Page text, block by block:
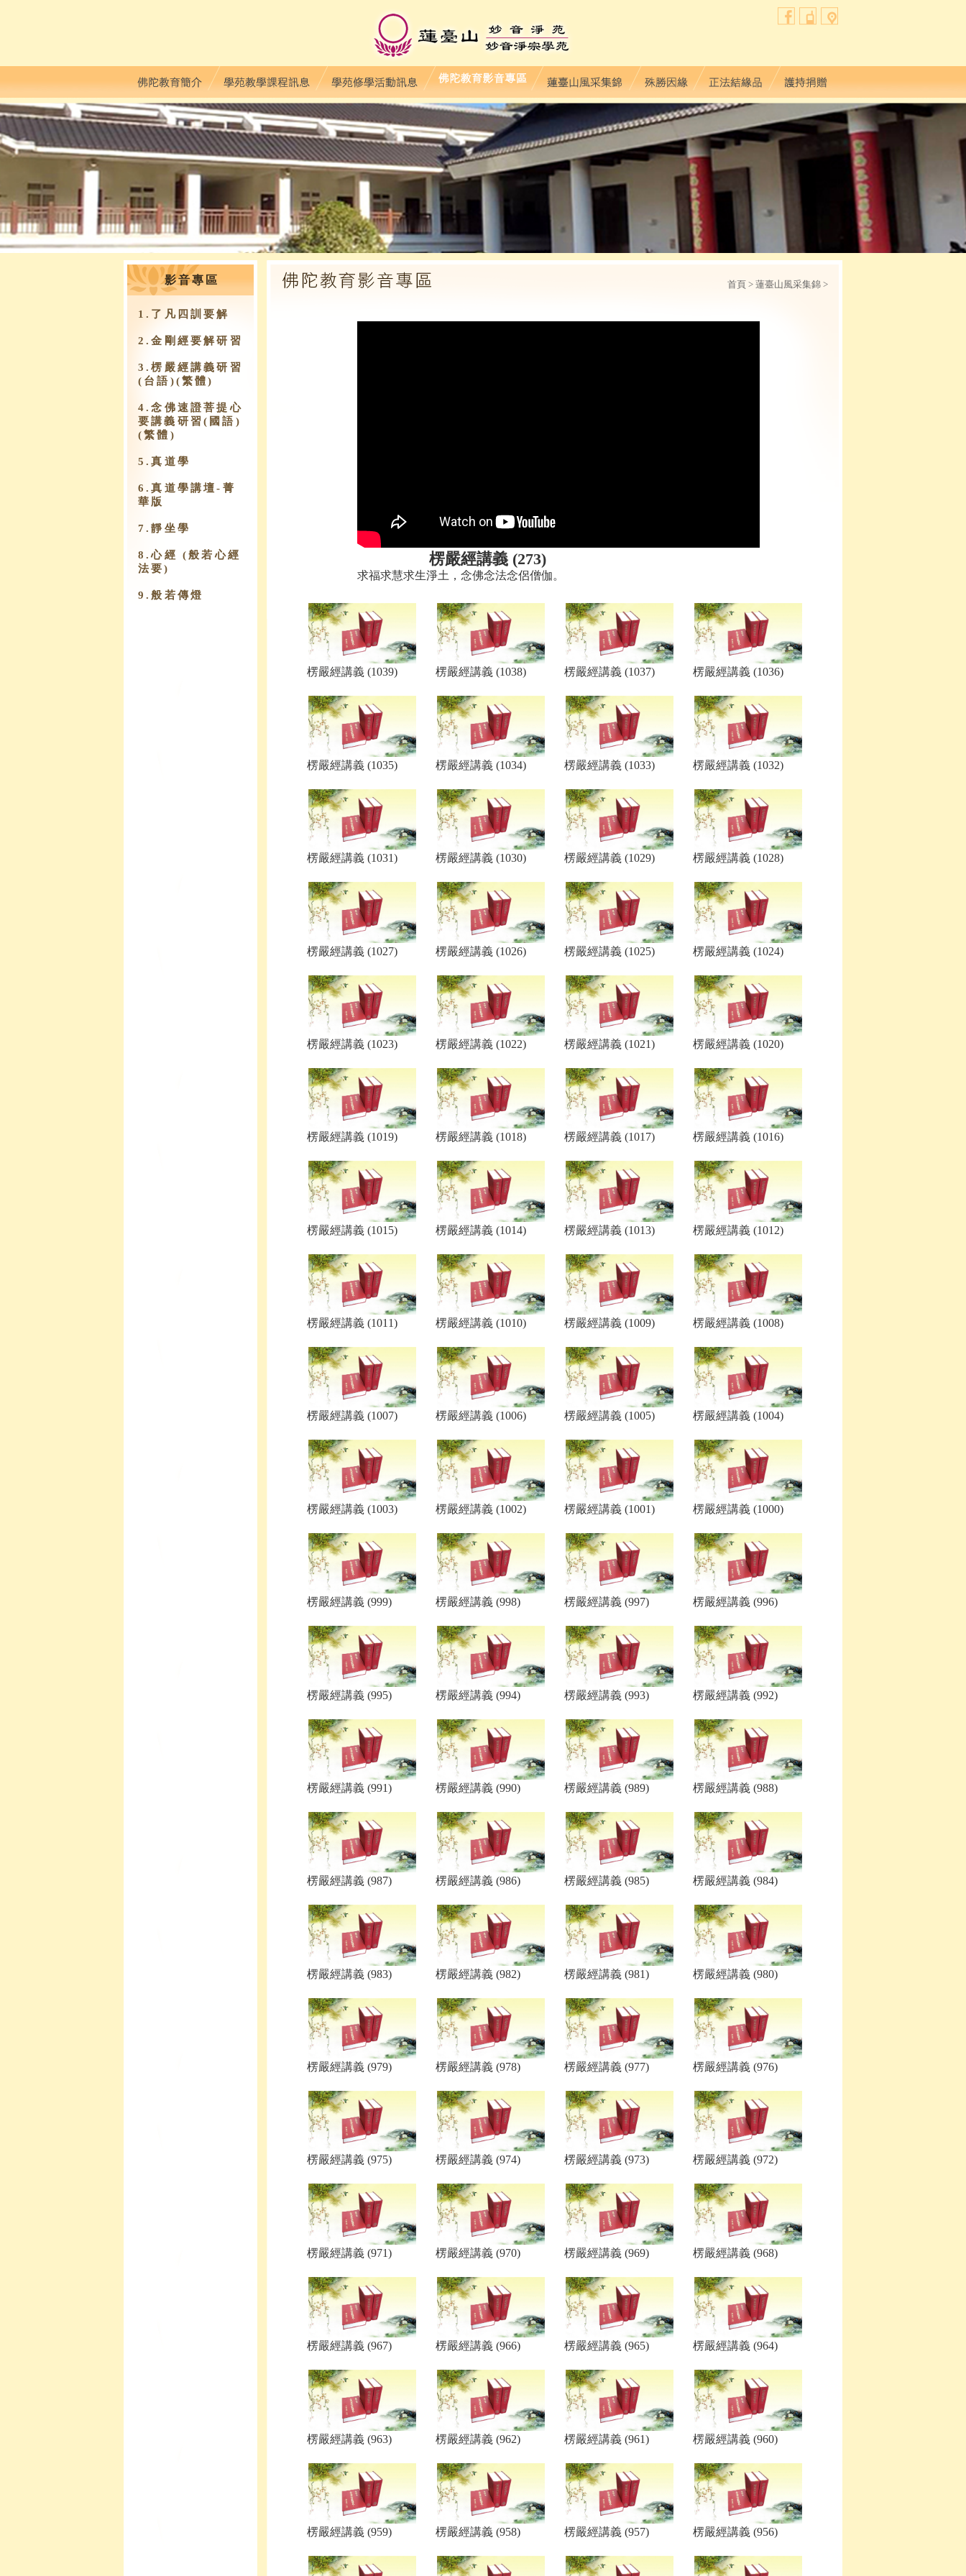
影音專區
1.了凡四訓要解
2.金剛經要解研習
3.楞嚴經講義研習
(台語)(繁體)
4.念佛速證菩提心
要講義研習(國語)
(繁體)
5.真道學
6.真道學講壇-菁
華版
7.靜坐學
8.心經 (般若心經
法要)
9.​般若傳燈
首頁 > 蓮臺山風采集錦 >
楞嚴經講義 (273)
求福求慧求生淨土，念佛念法念侶僧伽。
楞嚴經講義 (1039) 楞嚴經講義 (1038) 楞嚴經講義 (1037) 楞嚴經講義 (1036)
楞嚴經講義 (1035) 楞嚴經講義 (1034) 楞嚴經講義 (1033) 楞嚴經講義 (1032)
楞嚴經講義 (1031) 楞嚴經講義 (1030) 楞嚴經講義 (1029) 楞嚴經講義 (1028)
楞嚴經講義 (1027) 楞嚴經講義 (1026) 楞嚴經講義 (1025) 楞嚴經講義 (1024)
楞嚴經講義 (1023) 楞嚴經講義 (1022) 楞嚴經講義 (1021) 楞嚴經講義 (1020)
楞嚴經講義 (1019) 楞嚴經講義 (1018) 楞嚴經講義 (1017) 楞嚴經講義 (1016)
楞嚴經講義 (1015) 楞嚴經講義 (1014) 楞嚴經講義 (1013) 楞嚴經講義 (1012)
楞嚴經講義 (1011) 楞嚴經講義 (1010) 楞嚴經講義 (1009) 楞嚴經講義 (1008)
楞嚴經講義 (1007) 楞嚴經講義 (1006) 楞嚴經講義 (1005) 楞嚴經講義 (1004)
楞嚴經講義 (1003) 楞嚴經講義 (1002) 楞嚴經講義 (1001) 楞嚴經講義 (1000)
楞嚴經講義 (999) 楞嚴經講義 (998) 楞嚴經講義 (997) 楞嚴經講義 (996)
楞嚴經講義 (995) 楞嚴經講義 (994) 楞嚴經講義 (993) 楞嚴經講義 (992)
楞嚴經講義 (991) 楞嚴經講義 (990) 楞嚴經講義 (989) 楞嚴經講義 (988)
楞嚴經講義 (987) 楞嚴經講義 (986) 楞嚴經講義 (985) 楞嚴經講義 (984)
楞嚴經講義 (983) 楞嚴經講義 (982) 楞嚴經講義 (981) 楞嚴經講義 (980)
楞嚴經講義 (979) 楞嚴經講義 (978) 楞嚴經講義 (977) 楞嚴經講義 (976)
楞嚴經講義 (975) 楞嚴經講義 (974) 楞嚴經講義 (973) 楞嚴經講義 (972)
楞嚴經講義 (971) 楞嚴經講義 (970) 楞嚴經講義 (969) 楞嚴經講義 (968)
楞嚴經講義 (967) 楞嚴經講義 (966) 楞嚴經講義 (965) 楞嚴經講義 (964)
楞嚴經講義 (963) 楞嚴經講義 (962) 楞嚴經講義 (961) 楞嚴經講義 (960)
楞嚴經講義 (959) 楞嚴經講義 (958) 楞嚴經講義 (957) 楞嚴經講義 (956)